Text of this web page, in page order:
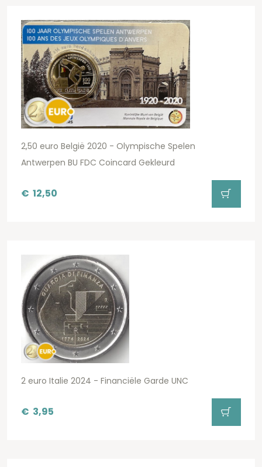
2,50 euro België 2020 - Olympische Spelen
Antwerpen BU FDC Coincard Gekleurd
€ 12,50
2 euro Italie 2024 - Financiële Garde UNC
€ 3,95